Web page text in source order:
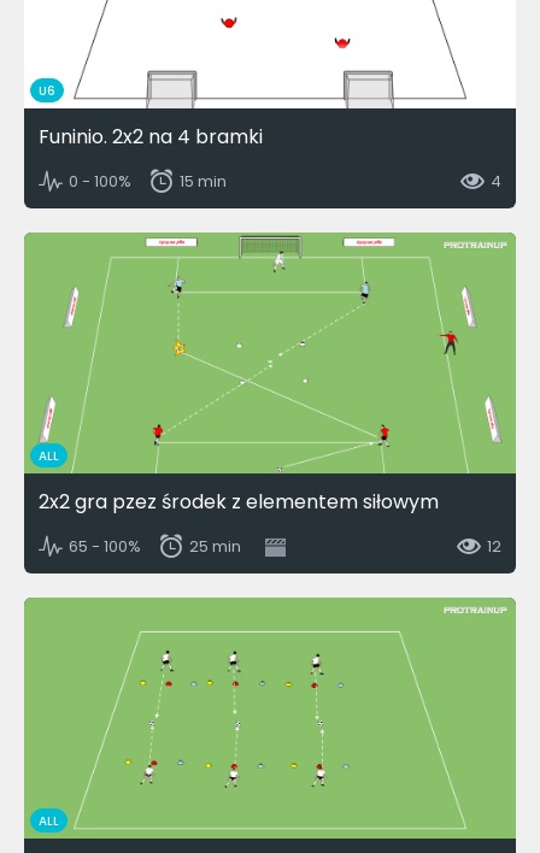
U6
Funinio. 2x2 na 4 bramki
0 - 100% 15 min 4
ALL
2x2 gra pzez środek z elementem siłowym
65 - 100% 25 min 12
ALL